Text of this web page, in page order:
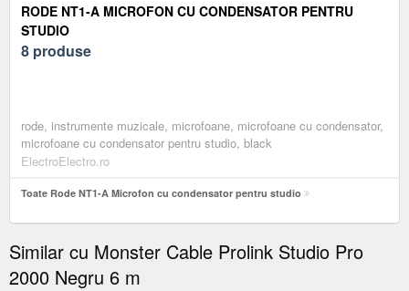
RODE NT1-A MICROFON CU CONDENSATOR PENTRU
STUDIO
8 produse
rode, instrumente muzicale, microfoane, microfoane cu condensator,
microfoane cu condensator pentru studio, black
ElectroElectro.ro
Toate Rode NT1-A Microfon cu condensator pentru studio
Similar cu Monster Cable Prolink Studio Pro
2000 Negru 6 m